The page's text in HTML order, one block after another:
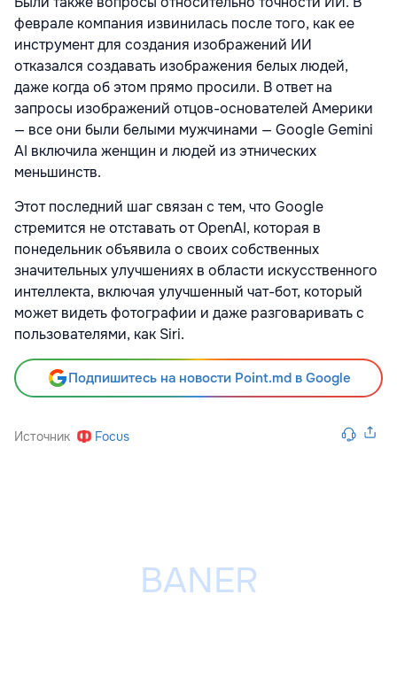
феврале компания извинилась после того, как ее
инструмент для создания изображений ИИ
отказался создавать изображения белых людей,
даже когда об этом прямо просили. В ответ на
запросы изображений отцов-основателей Америки
— все они были белыми мужчинами — Google Gemini
AI включила женщин и людей из этнических
меньшинств.
Этот последний шаг связан с тем, что Google
стремится не отставать от OpenAI, которая в
понедельник объявила о своих собственных
значительных улучшениях в области искусственного
интеллекта, включая улучшенный чат-бот, который
может видеть фотографии и даже разговаривать с
пользователями, как Siri.
Подпишитесь на новости Point.md в Google
Источник Focus